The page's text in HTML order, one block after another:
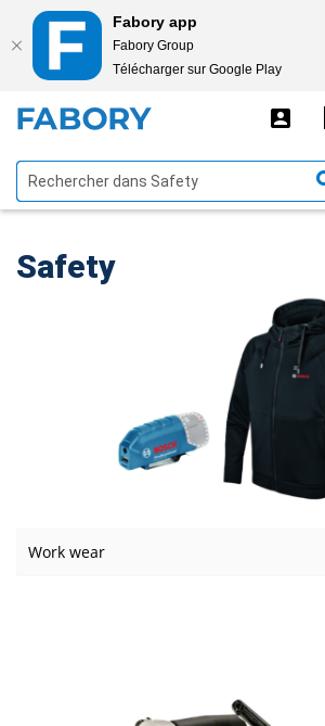
Fabory app
Fabory Group
Télécharger sur Google Play
Afficher les filtres
Safety
Work wear